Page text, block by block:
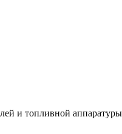
и топливной аппаратуры